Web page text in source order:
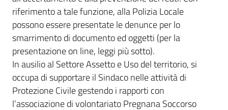
riferimento a tale funzione, alla Polizia Locale
possono essere presentate le denunce per lo
smarrimento di documento ed oggetti (per la
presentazione on line, leggi più sotto).
In ausilio al Settore Assetto e Uso del territorio, si
occupa di supportare il Sindaco nelle attività di
Protezione Civile gestendo i rapporti con
l’associazione di volontariato Pregnana Soccorso